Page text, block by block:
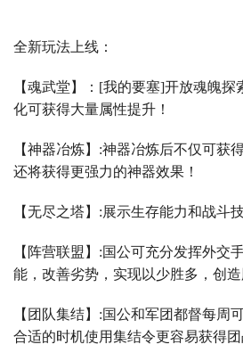
全新玩法上线：
【魂武堂】： [我的要塞]开放魂魄探
化可获得大量属性提升！
【神器冶炼】 :神器冶炼后不仅可获
还将获得更强力的神器效果！
【无尽之塔】 :展示生存能力和战斗
【阵营联盟】 :国公可充分发挥外交
能，改善劣势，实现以少胜多，创造
【团队集结】 :国公和军团都督每周
合适的时机使用集结令更容易获得团